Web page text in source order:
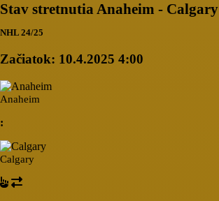
Stav stretnutia Anaheim - Calgary
NHL 24/25
Začiatok: 10.4.2025 4:00
Anaheim
:
Calgary